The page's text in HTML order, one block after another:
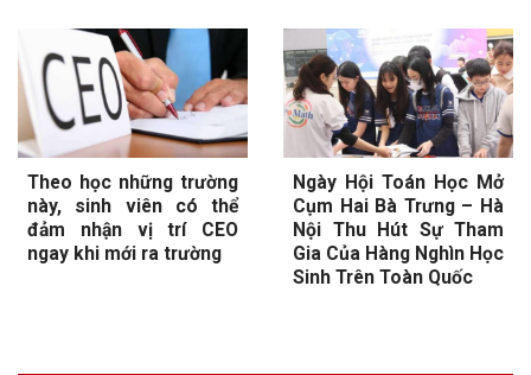
Theo học những trường
này, sinh viên có thể
đảm nhận vị trí CEO
ngay khi mới ra trường
Ngày Hội Toán Học Mở
Cụm Hai Bà Trưng – Hà
Nội Thu Hút Sự Tham
Gia Của Hàng Nghìn Học
Sinh Trên Toàn Quốc